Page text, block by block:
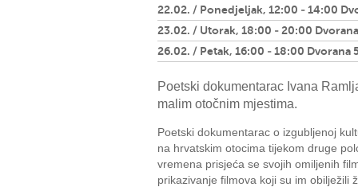
22.02. / Ponedjeljak, 12:00 - 14:00
23.02. / Utorak, 18:00 - 20:00
26.02. / Petak, 16:00 - 18:00 Dvorana
Poetski dokumentarac Ivana
malim otočnim mjestima.
Poetski dokumentarac o izgubljenoj
na hrvatskim otocima tijekom druge
vremena prisjeća se svojih omiljenih
prikazivanje filmova koji su im obilježili